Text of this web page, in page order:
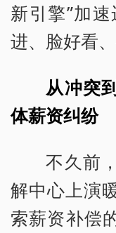
新引擎”加
进、脸好看
从冲突
体薪资纠纷
不久前
解中心上演
索薪资补偿